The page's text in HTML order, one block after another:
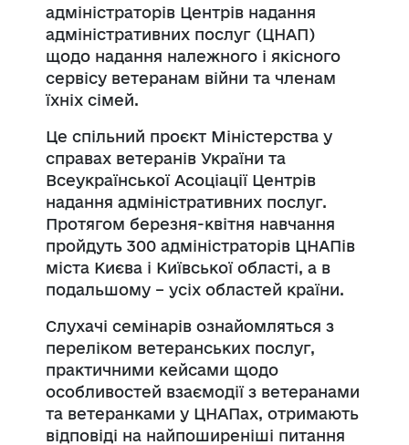
адміністраторів Центрів надання
адміністративних послуг (ЦНАП)
щодо надання належного і якісного
сервісу ветеранам війни та членам
їхніх сімей.
Це спільний проєкт Міністерства у
справах ветеранів України та
Всеукраїнської Асоціації Центрів
надання адміністративних послуг.
Протягом березня-квітня навчання
пройдуть 300 адміністраторів ЦНАПів
міста Києва і Київської області, а в
подальшому – усіх областей країни.
Слухачі семінарів ознайомляться з
переліком ветеранських послуг,
практичними кейсами щодо
особливостей взаємодії з ветеранами
та ветеранками у ЦНАПах, отримають
відповіді на найпоширеніші питання